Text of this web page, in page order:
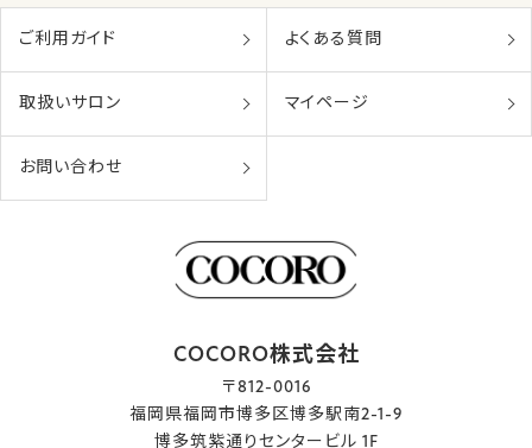
ご利用ガイド よくある質問
取扱いサロン マイページ
お問い合わせ
COCORO株式会社
〒812-0016
福岡県福岡市博多区博多駅南2-1-9
博多筑紫通りセンタービル 1F